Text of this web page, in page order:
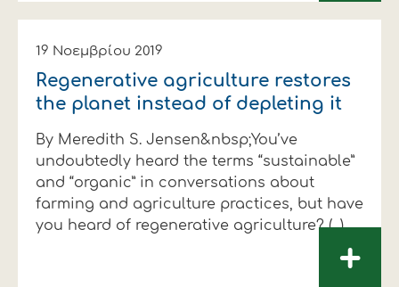
19 Νοεμβρίου 2019
Regenerative agriculture restores
the planet instead of depleting it
By Meredith S. Jensen&nbsp;You’ve
undoubtedly heard the terms “sustainable”
and “organic” in conversations about
farming and agriculture practices, but have
you heard of regenerative agriculture? (...)
+